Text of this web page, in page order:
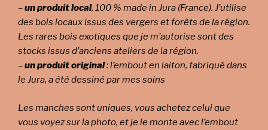
–un produit local, 100 % made in Jura (France). J’utilise
des bois locaux issus des vergers et forêts de la région.
Les rares bois exotiques que je m’autorise sont des
stocks issus d’anciens ateliers de la région.
–un produit original: l’embout en laiton, fabriqué dans
le Jura, a été dessiné par mes soins
Les manches sont uniques, vous achetez celui que
vous voyez sur la photo, et je le monte avec l’embout